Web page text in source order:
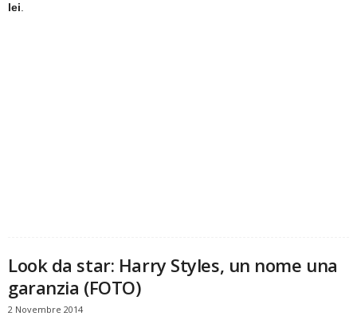
lei
Look da star: Harry Styles, un nome una
garanzia (FOTO)
2 Novembre 2014